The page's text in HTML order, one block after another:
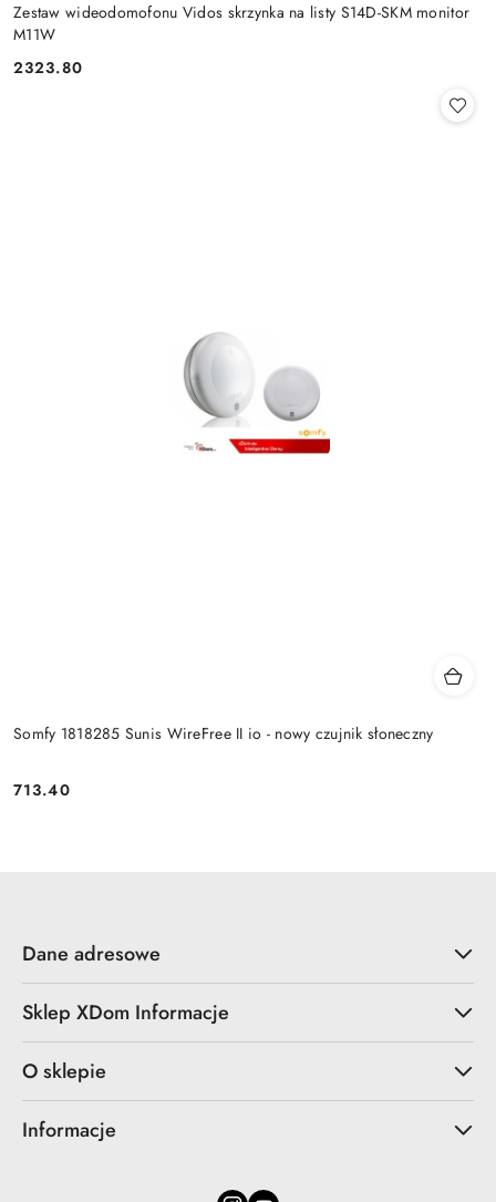
Zestaw wideodomofonu Vidos skrzynka na listy S14D-SKM monitor
M11W
Cena:
2323.80
Somfy 1818285 Sunis WireFree II io - nowy czujnik słoneczny
Cena:
713.40
Dane adresowe
Sklep XDom Informacje
O sklepie
Informacje